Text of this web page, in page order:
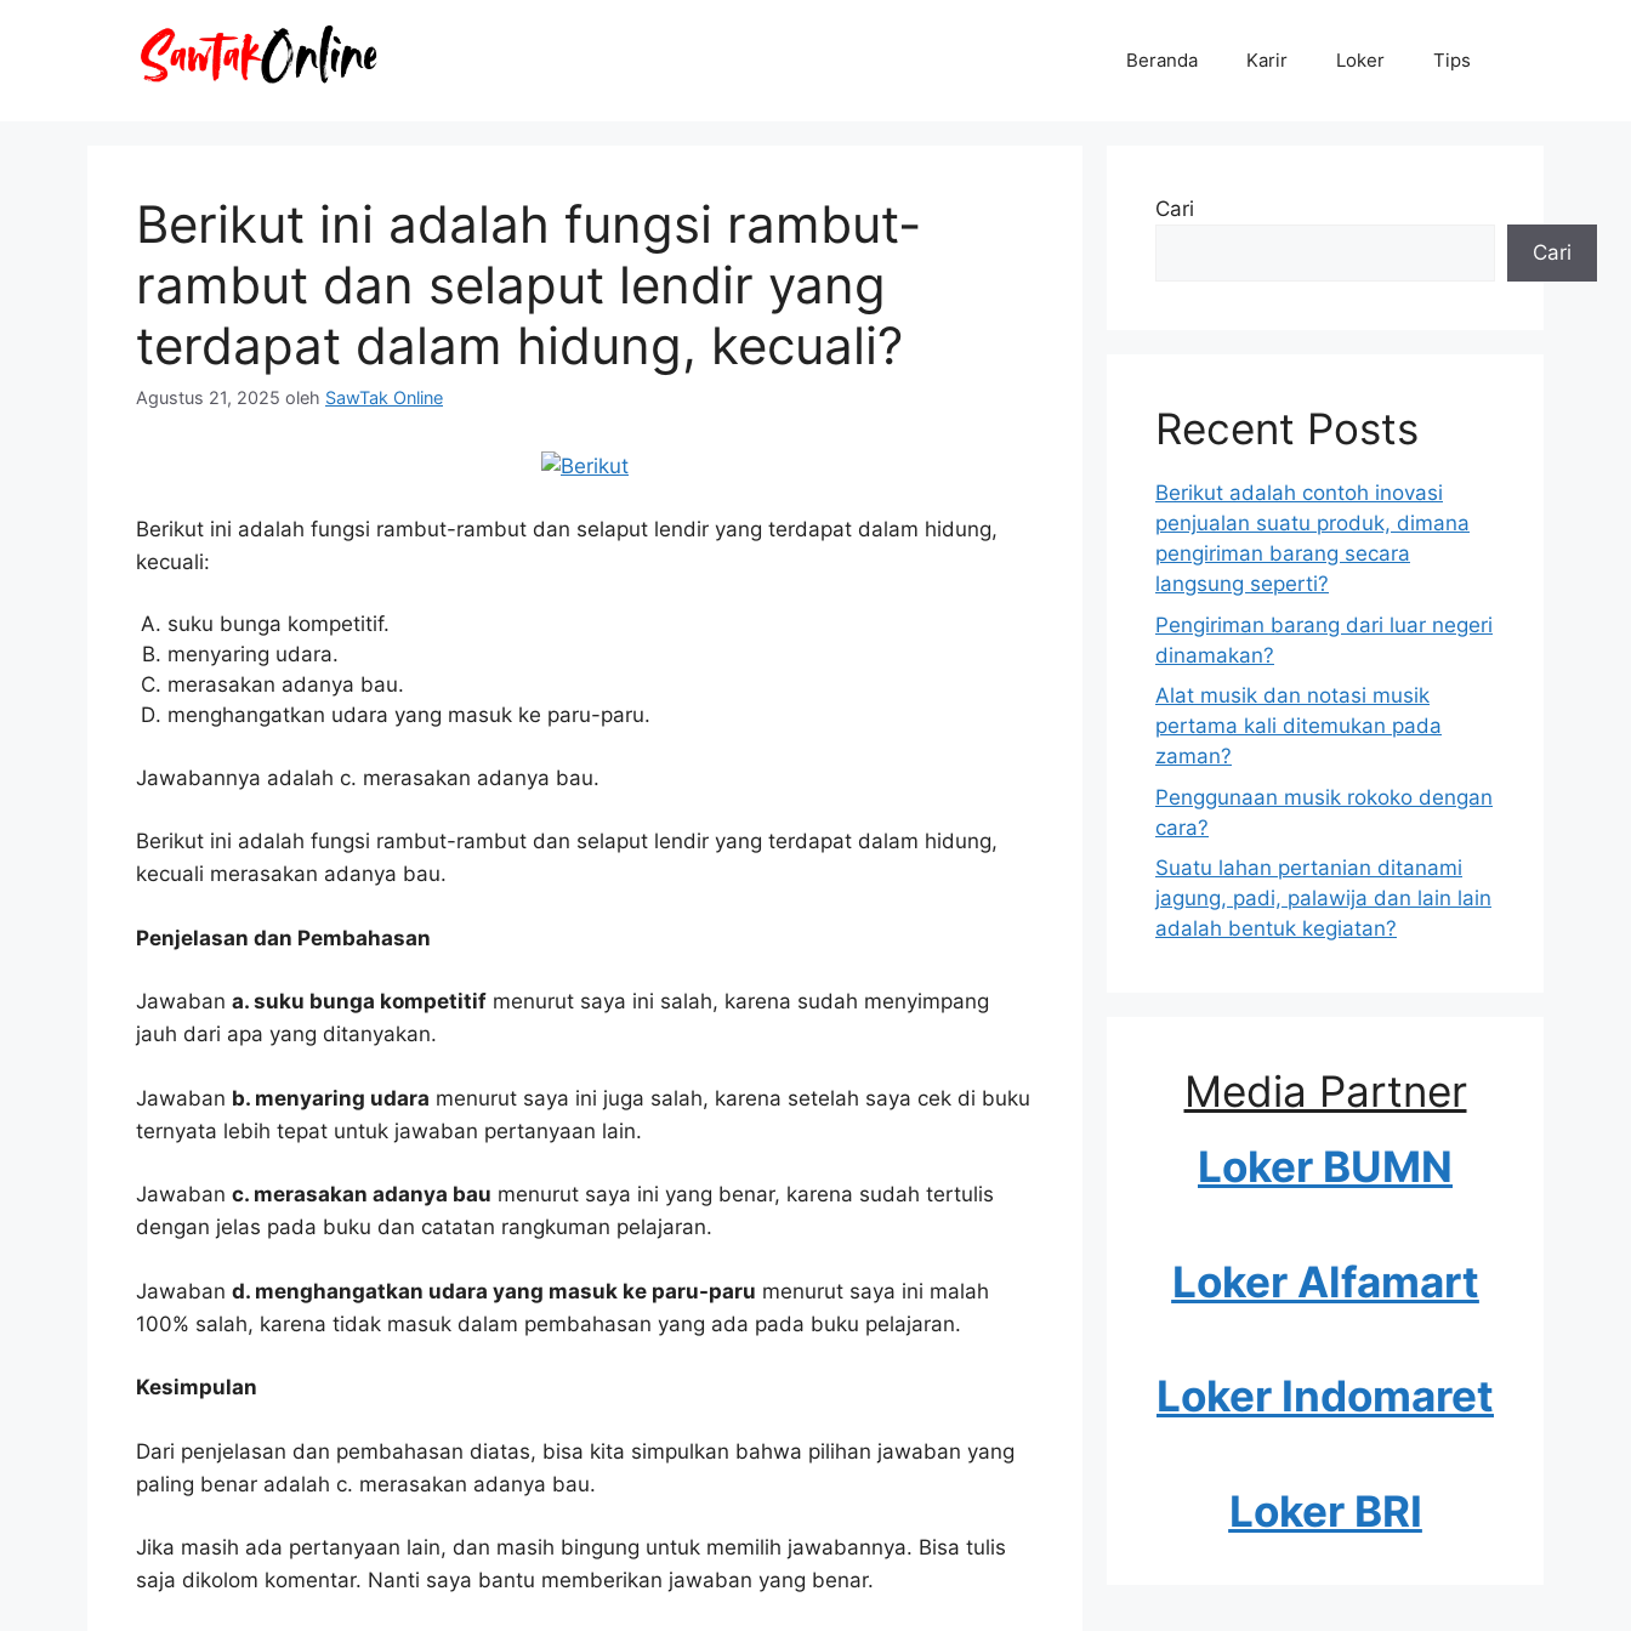
Beranda Karir Loker Tips
Berikut ini adalah fungsi rambut-
rambut dan selaput lendir yang
terdapat dalam hidung, kecuali?
Agustus 21, 2025 oleh SawTak Online
Berikut ini adalah fungsi rambut-rambut dan selaput lendir yang terdapat dalam hidung,
kecuali:
suku bunga kompetitif.
menyaring udara.
merasakan adanya bau.
menghangatkan udara yang masuk ke paru-paru.
Jawabannya adalah c. merasakan adanya bau.
Berikut ini adalah fungsi rambut-rambut dan selaput lendir yang terdapat dalam hidung,
kecuali merasakan adanya bau.
Penjelasan dan Pembahasan
Jawaban a. suku bunga kompetitif menurut saya ini salah, karena sudah menyimpang
jauh dari apa yang ditanyakan.
Jawaban b. menyaring udara menurut saya ini juga salah, karena setelah saya cek di buku
ternyata lebih tepat untuk jawaban pertanyaan lain.
Jawaban c. merasakan adanya bau menurut saya ini yang benar, karena sudah tertulis
dengan jelas pada buku dan catatan rangkuman pelajaran.
Jawaban d. menghangatkan udara yang masuk ke paru-paru menurut saya ini malah
100% salah, karena tidak masuk dalam pembahasan yang ada pada buku pelajaran.
Kesimpulan
Dari penjelasan dan pembahasan diatas, bisa kita simpulkan bahwa pilihan jawaban yang
paling benar adalah c. merasakan adanya bau.
Jika masih ada pertanyaan lain, dan masih bingung untuk memilih jawabannya. Bisa tulis
saja dikolom komentar. Nanti saya bantu memberikan jawaban yang benar.
Cari
Cari
Recent Posts
Berikut adalah contoh inovasi
penjualan suatu produk, dimana
pengiriman barang secara
langsung seperti?
Pengiriman barang dari luar negeri
dinamakan?
Alat musik dan notasi musik
pertama kali ditemukan pada
zaman?
Penggunaan musik rokoko dengan
cara?
Suatu lahan pertanian ditanami
jagung, padi, palawija dan lain lain
adalah bentuk kegiatan?
Media Partner
Loker BUMN
Loker Alfamart
Loker Indomaret
Loker BRI